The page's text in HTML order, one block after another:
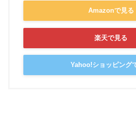
Amazonで見る
楽天で見る
Yahoo!ショッピング